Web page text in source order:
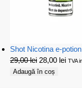
Shot Nicotina e-
29,00lei 28,00 lei TVA
Adaugă în coș